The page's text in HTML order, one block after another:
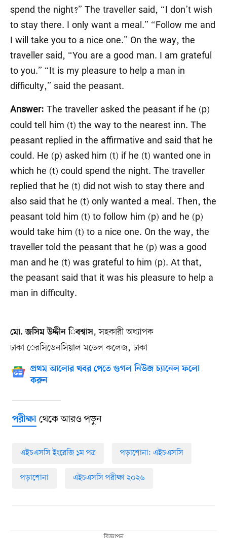
spend the night?” The traveller said, “I don’t wish
to stay there. I only want a meal.” “Follow me and
I will take you to a nice one.” On the way, the
traveller said, “You are a good man. I am grateful
to you.” “It is my pleasure to help a man in
difficulty,” said the peasant.
Answer: The traveller asked the peasant if he (p)
could tell him (t) the way to the nearest inn. The
peasant replied in the affirmative and said that he
could. He (p) asked him (t) if he (t) wanted one in
which he (t) could spend the night. The traveller
replied that he (t) did not wish to stay there and
also said that he (t) only wanted a meal. Then, the
peasant told him (t) to follow him (p) and he (p)
would take him (t) to a nice one. On the way, the
traveller told the peasant that he (p) was a good
man and he (t) was grateful to him (p). At that,
the peasant said that it was his pleasure to help a
man in difficulty.
মো. জসিম উদ্দীন িবশ্বাস,সহকারী অধ্যাপক
ঢাকা েরসিডেনসিয়াল মডেল কলেজ, ঢাকা
প্রথম আলোর খবর পেতে গুগল নিউজ চ্যানেল ফলো
করুন
পরীক্ষাথেকে আরও পড়ুন
এইচএসসি ইংরেজি ১ম পত্র পড়াশোনা: এইচএসসি
পড়াশোনা এইচএসসি পরীক্ষা ২০২৬